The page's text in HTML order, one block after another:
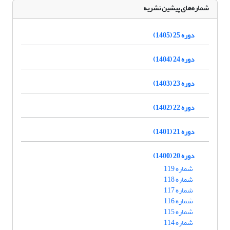
شماره‌های پیشین نشریه
دوره 25 (1405)
دوره 24 (1404)
دوره 23 (1403)
دوره 22 (1402)
دوره 21 (1401)
دوره 20 (1400)
شماره 119
شماره 118
شماره 117
شماره 116
شماره 115
شماره 114